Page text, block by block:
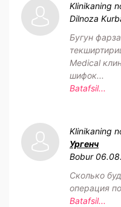
Klinikaning
Dilnoza
Бугун
Medical
шифок...
Batafsil...
Klinikaning
Ургенч
Bobur
Сколько
операция
Batafsil...